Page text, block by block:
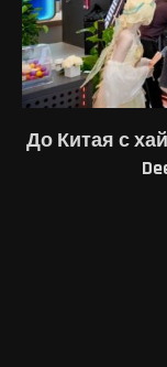
До Китая с